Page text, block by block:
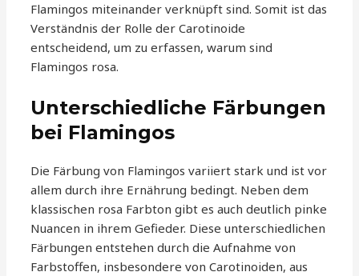
Flamingos miteinander verknüpft sind. Somit ist das
Verständnis der Rolle der Carotinoide
entscheidend, um zu erfassen, warum sind
Flamingos rosa.
Unterschiedliche Färbungen
bei Flamingos
Die Färbung von Flamingos variiert stark und ist vor
allem durch ihre Ernährung bedingt. Neben dem
klassischen rosa Farbton gibt es auch deutlich pinke
Nuancen in ihrem Gefieder. Diese unterschiedlichen
Färbungen entstehen durch die Aufnahme von
Farbstoffen, insbesondere von Carotinoiden, aus